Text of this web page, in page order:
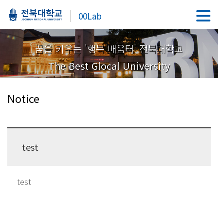
00Lab
꿈을 키우는 '행복 배움터' 전북대학교
The Best Glocal University
Notice
test
test